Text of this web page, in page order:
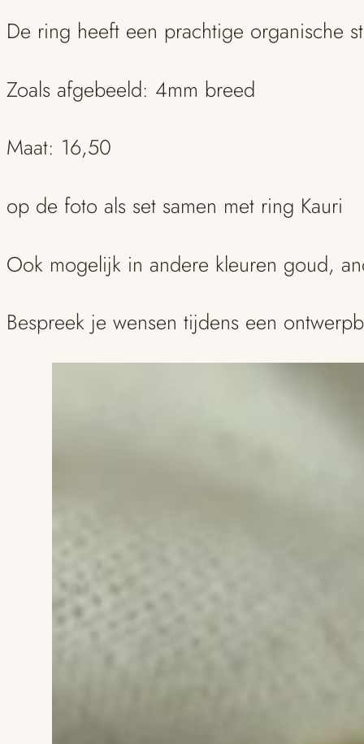
De ring heeft een prachtige organische
Zoals afgebeeld: 4mm breed
Maat: 16,50
op de foto als set samen met ring Kauri
Ook mogelijk in andere kleuren goud,
Bespreek je wensen tijdens een